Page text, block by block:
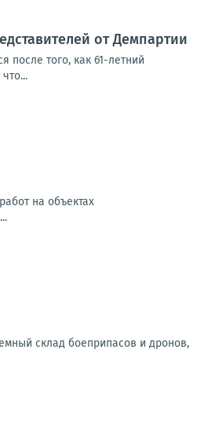
от Демпартии
после того, как 61-летний
на объектах
склад боеприпасов и дронов,